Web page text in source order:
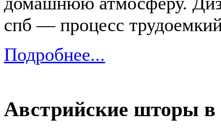
спб — процесс
Подробнее...
Австрийские шторы в